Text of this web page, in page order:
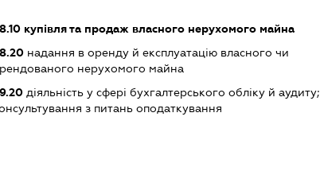
купівля та продаж власного нерухомого майна
надання в оренду й експлуатацію власного чи
нерухомого майна
діяльність у сфері бухгалтерського обліку й аудиту;
з питань оподаткування